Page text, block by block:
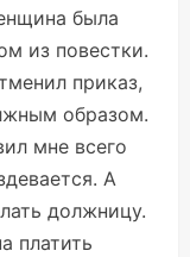
была
из повестки.
приказ,
образом.
мне всего
А
должницу.
платить